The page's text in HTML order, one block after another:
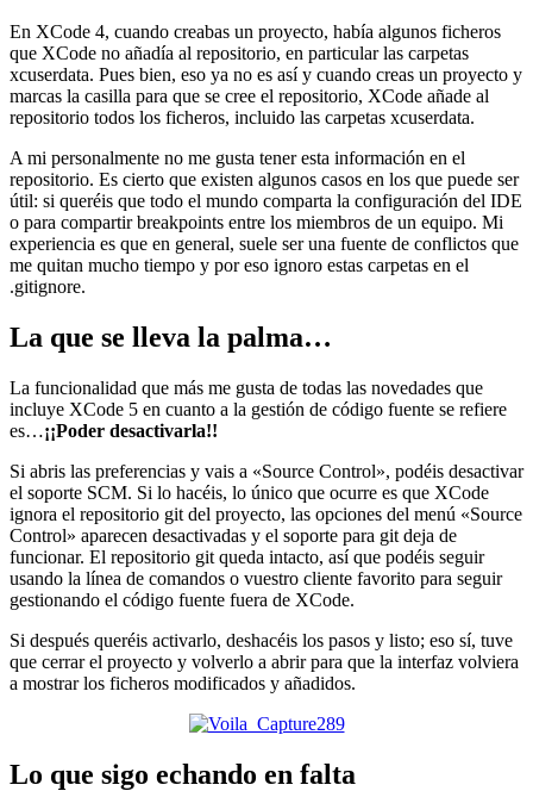
En XCode 4, cuando creabas un proyecto, había algunos ficheros
que XCode no añadía al repositorio, en particular las carpetas
xcuserdata. Pues bien, eso ya no es así y cuando creas un proyecto y
marcas la casilla para que se cree el repositorio, XCode añade al
repositorio todos los ficheros, incluido las carpetas xcuserdata.
A mi personalmente no me gusta tener esta información en el
repositorio. Es cierto que existen algunos casos en los que puede ser
útil: si queréis que todo el mundo comparta la configuración del IDE
o para compartir breakpoints entre los miembros de un equipo. Mi
experiencia es que en general, suele ser una fuente de conflictos que
me quitan mucho tiempo y por eso ignoro estas carpetas en el
.gitignore.
La que se lleva la palma…
La funcionalidad que más me gusta de todas las novedades que
incluye XCode 5 en cuanto a la gestión de código fuente se refiere
es…¡¡Poder desactivarla!!
Si abris las preferencias y vais a «Source Control», podéis desactivar
el soporte SCM. Si lo hacéis, lo único que ocurre es que XCode
ignora el repositorio git del proyecto, las opciones del menú «Source
Control» aparecen desactivadas y el soporte para git deja de
funcionar. El repositorio git queda intacto, así que podéis seguir
usando la línea de comandos o vuestro cliente favorito para seguir
gestionando el código fuente fuera de XCode.
Si después queréis activarlo, deshacéis los pasos y listo; eso sí, tuve
que cerrar el proyecto y volverlo a abrir para que la interfaz volviera
a mostrar los ficheros modificados y añadidos.
Lo que sigo echando en falta